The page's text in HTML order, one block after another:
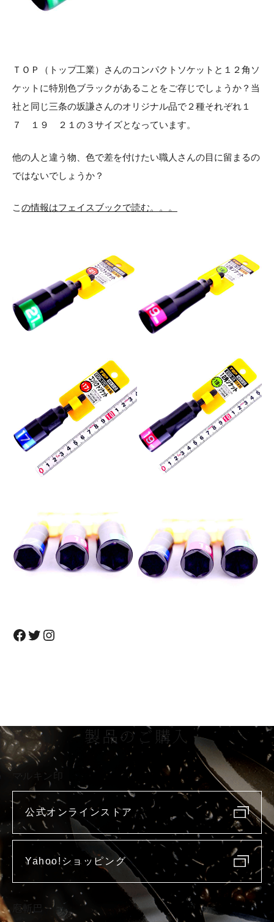
お問い合わせはこちら
ＴＯＰ（トップ工業）さんのコンパクトソケットと１２角ソ
ケットに特別色ブラックがあることをご存じでしょうか？当
社と同じ三条の坂謙さんのオリジナル品で２種それぞれ１
７ １９ ２１の３サイズとなっています。
他の人と違う物、色で差を付けたい職人さんの目に留まるの
ではないでしょうか？
こ の情報はフェイスブックで読む。。。
Facebook Twitter Instagram
製品のご購入
マルキン印
公式オンラインストア
Yahoo!ショッピング
庖斬巴